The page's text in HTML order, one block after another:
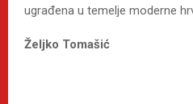
ugrađena u temelje moderne
Željko Tomašić